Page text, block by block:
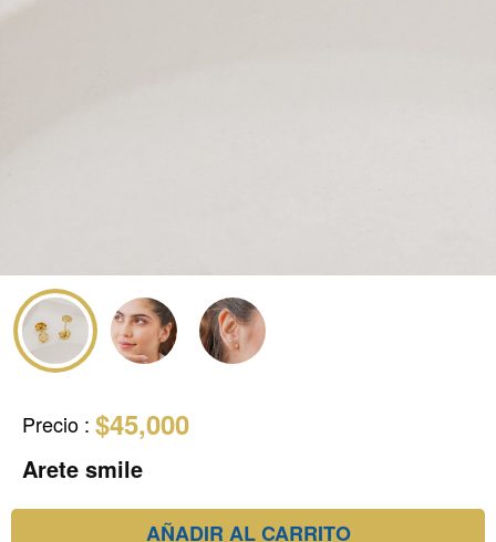
Precio : $45,000
Arete smile
AÑADIR AL CARRITO